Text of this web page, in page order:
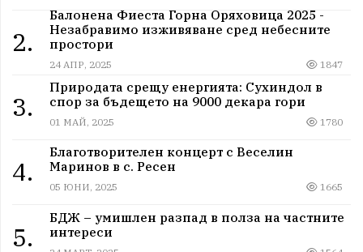
2.
Балонена Фиеста Горна Оряховица 2025 -
Незабравимо изживяване сред небесните
простори
24 АПР, 2025 1847
3.
Природата срещу енергията: Сухиндол в
спор за бъдещето на 9000 декара гори
01 МАЙ, 2025 1780
4.
Благотворителен концерт с Веселин
Маринов в с. Ресен
05 ЮНИ, 2025 1665
5.
БДЖ – умишлен разпад в полза на частните
интереси